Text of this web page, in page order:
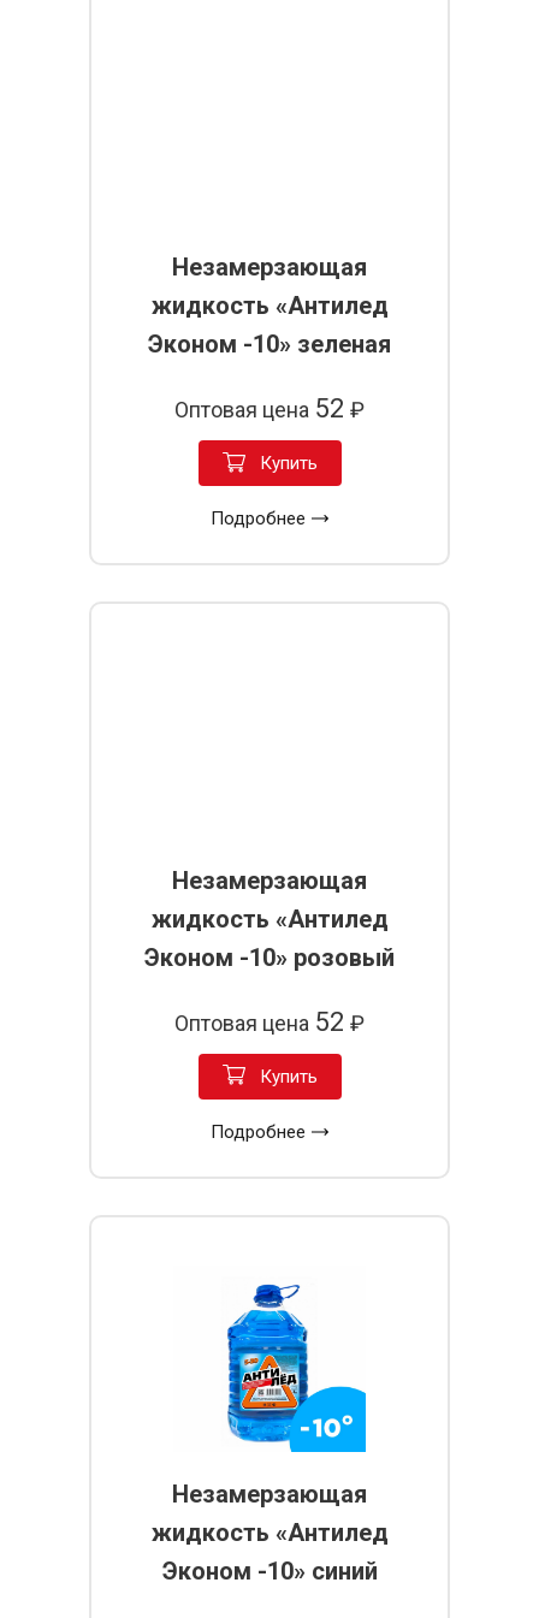
Незамерзающая
жидкость «Антилед
Эконом -10» зеленая
Оптовая цена 52 ₽
Купить
Подробнее
Незамерзающая
жидкость «Антилед
Эконом -10» розовый
Оптовая цена 52 ₽
Купить
Подробнее
Незамерзающая
жидкость «Антилед
Эконом -10» синий